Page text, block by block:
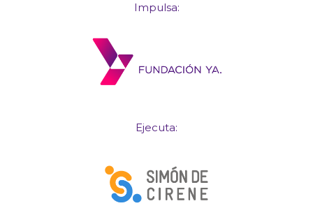
Impulsa:
Ejecuta: